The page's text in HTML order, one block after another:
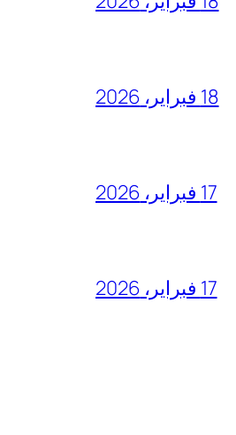
18 فبراير، 2026
17 فبراير، 2026
17 فبراير، 2026